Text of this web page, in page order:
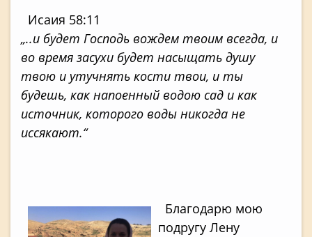
Исаия 58:11
„..и будет Господь вождем твоим всегда, и
во время засухи будет насыщать душу
твою и утучнять кости твои, и ты
будешь, как напоенный водою сад и как
источник, которого воды никогда не
иссякают.“
Благодарю мою
подругу Лену